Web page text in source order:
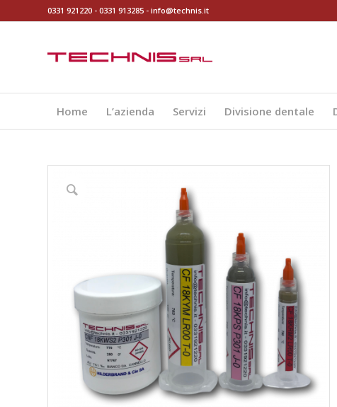
0331 921220 - 0331 913285 - info@technis.it
Home L’azienda Servizi Divisione dentale